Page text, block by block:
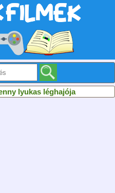
lyukas léghajója